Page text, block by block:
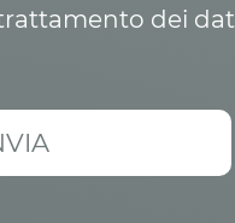
dei